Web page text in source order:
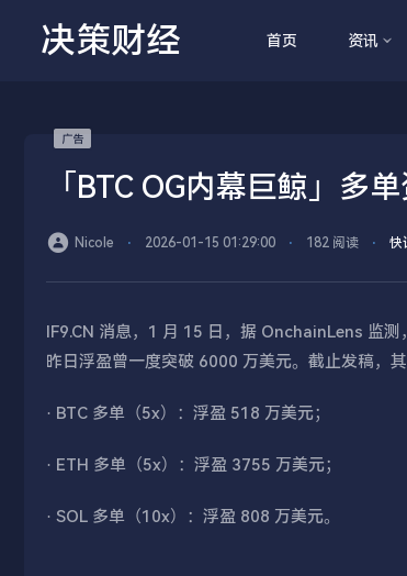
决策财经 首页 资讯
「BTC OG内幕巨鲸」多
Nicole ⋅ 2026-01-15 01:29:00 ⋅ 182 阅读 ⋅ 快
IF9.CN 消息，1 月 15 日，据 OnchainLens 监
昨日浮盈曾一度突破 6000 万美元。截止发稿，其
· BTC 多单（5x）：浮盈 518 万美元；
· ETH 多单（5x）：浮盈 3755 万美元；
· SOL 多单（10x）：浮盈 808 万美元。